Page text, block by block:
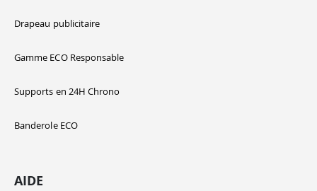
Drapeau publicitaire
Gamme ECO Responsable
Supports en 24H Chrono
Banderole ECO
AIDE